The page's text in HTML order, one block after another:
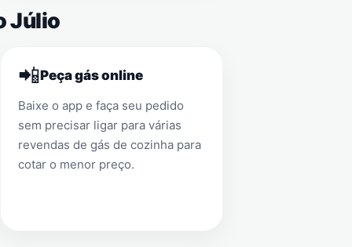
Júlio
📲Peça gás online
Baixe o app e faça seu pedido
sem precisar ligar para várias
revendas de gás de cozinha para
cotar o menor preço.